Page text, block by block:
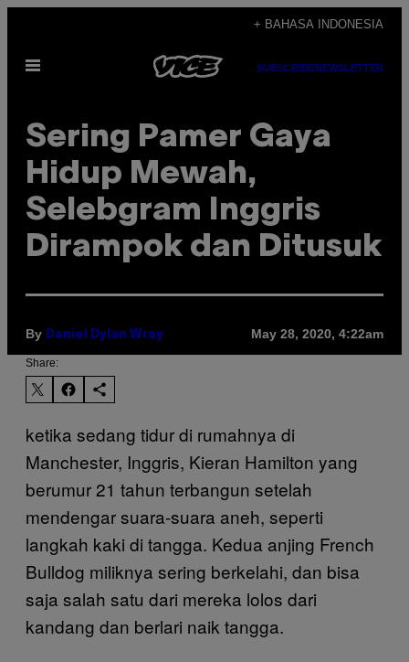
content
+ BAHASA INDONESIA
Open
SUBSCRIBENEWSLETTER
Sering Pamer Gaya
Hidup Mewah,
Selebgram Inggris
Dirampok dan Ditusuk
By Daniel Dylan Wray May 28, 2020, 4:22am
Share:
ketika sedang tidur di rumahnya di
Manchester, Inggris, Kieran Hamilton yang
berumur 21 tahun terbangun setelah
mendengar suara-suara aneh, seperti
langkah kaki di tangga. Kedua anjing French
Bulldog miliknya sering berkelahi, dan bisa
saja salah satu dari mereka lolos dari
kandang dan berlari naik tangga.